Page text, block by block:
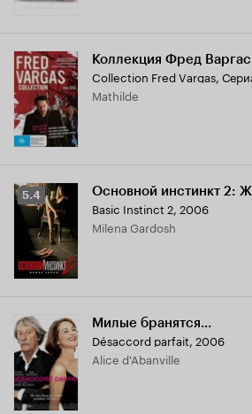
Коллекция Фред Варгас
Collection Fred Vargas,
Mathilde
Рейтинг
Кинопоиска
5.4
5.4 Основной инстинкт 2:
Basic Instinct 2, 2006
Milena Gardosh
Милые бранятся...
Désaccord parfait, 2006
Alice d'Abanville